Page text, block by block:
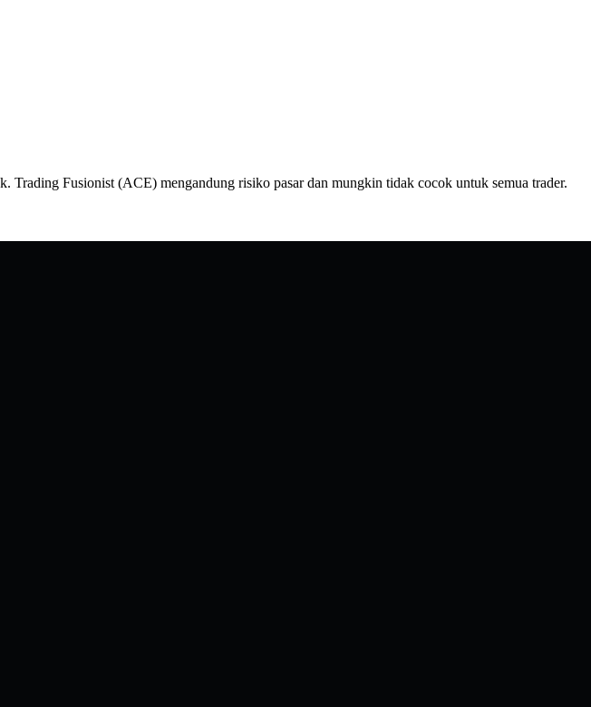
Trading Fusionist (ACE) mengandung risiko pasar dan mungkin tidak cocok untuk semua trader.